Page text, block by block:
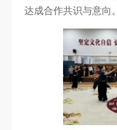
达成合作共识与意向。